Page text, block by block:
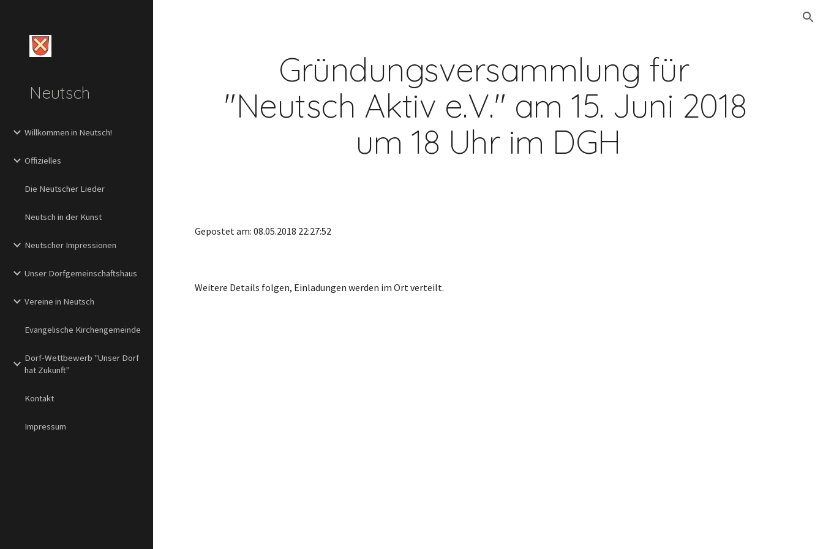
Neutsch
Willkommen in Neutsch!
Offizielles
Die Neutscher Lieder
Neutsch in der Kunst
Neutscher Impressionen
Unser Dorfgemeinschaftshaus
Vereine in Neutsch
Evangelische Kirchengemeinde
Dorf-Wettbewerb "Unser Dorf
hat Zukunft"
Kontakt
Impressum
Gründungsversammlung für
"Neutsch Aktiv e.V." am 15. Juni 2018
um 18 Uhr im DGH
Gepostet am: 08.05.2018 22:27:52
Weitere Details folgen, Einladungen werden im Ort verteilt.